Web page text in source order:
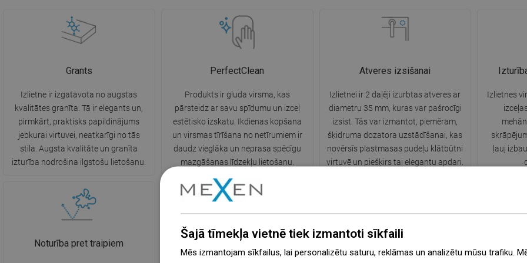
Grants
Izlietne ir izgatavota no augstas
kvalitātes granīta. Tā ir elegants un,
pirmkārt, praktisks papildinājums
jebkurai virtuvei, neatkarīgi no tās
stila. Augsta kvalitāte un granīta
izturība nodrošina ilgstošu lietošanu.
PerfectClean
Produkts ir gluda virsma, kas
pārsteidz ar savu spīdumu un izceļ
estētisko izskatu. Ikdienas kopšana
un virsmas tīrīšana no netīrumiem ir
daudz vieglāka un neprasa spēcīgu
mazgāšanas līdzekļu lietošanu.
Atveres izsišanai
Izlietnei ir 2 daļēji izurbtas atveres ar
diametru 35 mm, kuras var pašrocīgi
izsist. Tās var izmantot, piemēram,
šķidruma dozatora uzstādīšanai, kas
novērsīs plastmasas pudeļu klātbūtni
virtuvē un piešķirs tai elegantu apdari.
Izlietnes
ļauj
Noturība pret traipiem Izturība pret augstu temperatūru
Šajā tīmekļa vietnē tiek izmantoti sīkfaili
Mēs izmantojam sīkfailus, lai personalizētu saturu, reklāmas un analizētu mūsu trafiku.